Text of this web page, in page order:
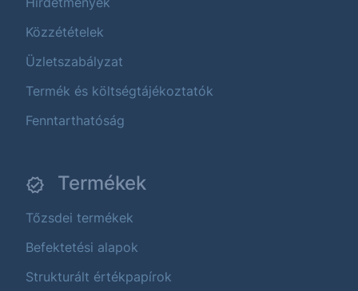
Közzétételek
Üzletszabályzat
Termék és költségtájékoztatók
Fenntarthatóság
Termékek
Tőzsdei termékek
Befektetési alapok
Strukturált értékpapírok